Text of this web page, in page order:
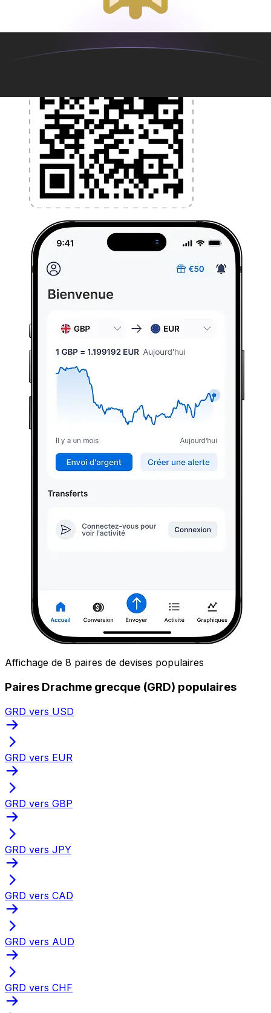
Affichage de 8 paires de devises populaires
Paires Drachme grecque (GRD) populaires
GRD vers USD
GRD vers EUR
GRD vers GBP
GRD vers JPY
GRD vers CAD
GRD vers AUD
GRD vers CHF